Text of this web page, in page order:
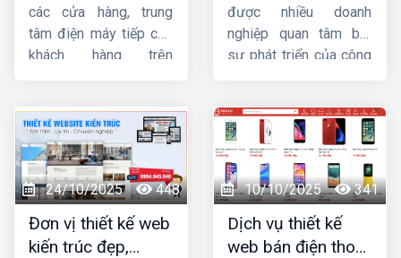
các cửa hàng, trung
tâm điện máy tiếp cận
khách hàng trên
nhanh chóng.Công ty
HIGvới kinh nghiệm
hơn 10 năm trong lĩnh
vực thiết kế website,
chúng tôi đảm bảo
mang sự hài lòng cho
quý khách về chất
được nhiều doanh
nghiệp quan tâm bởi
sự phát triển của công
bạn tìm hiểuthiết kế
website phong thủy
là gì ? Tầm quan trọng
và yêu cầu của thiết kế
website theo phong
thủy.
24/10/2025 448
Đơn vị thiết kế web
kiến trúc đẹp,
10/10/2025 341
Dịch vụ thiết kế
web bán điện thoại